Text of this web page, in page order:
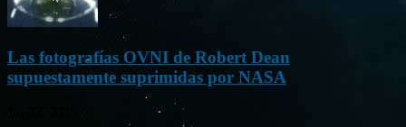
Las fotografías OVNI de Robert Dean
supuestamente suprimidas por NASA